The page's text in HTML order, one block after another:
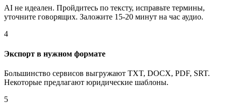
AI не идеален. Пройдитесь по тексту, исправьте термины,
уточните говорящих. Заложите 15-20 минут на час аудио.
4
Экспорт в нужном формате
Большинство сервисов выгружают TXT, DOCX, PDF, SRT.
Некоторые предлагают юридические шаблоны.
5